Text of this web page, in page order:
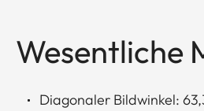
Wesentliche
Diagonaler Bildwinkel: